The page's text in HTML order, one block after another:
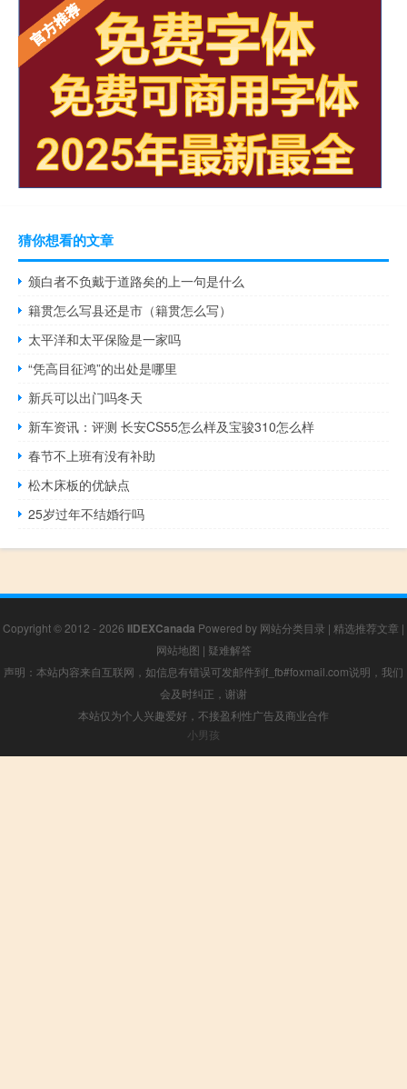
猜你想看的文章
颁白者不负戴于道路矣的上一句是什么
籍贯怎么写县还是市（籍贯怎么写）
太平洋和太平保险是一家吗
“凭高目征鸿”的出处是哪里
新兵可以出门吗冬天
新车资讯：评测 长安CS55怎么样及宝骏310怎么样
春节不上班有没有补助
松木床板的优缺点
25岁过年不结婚行吗
Copyright © 2012 - 2026 IIDEXCanada Powered by 网站分类目录 | 精选推荐文章 |
网站地图 | 疑难解答
声明：本站内容来自互联网，如信息有错误可发邮件到f_fb#foxmail.com说明，我们
会及时纠正，谢谢
本站仅为个人兴趣爱好，不接盈利性广告及商业合作
小男孩